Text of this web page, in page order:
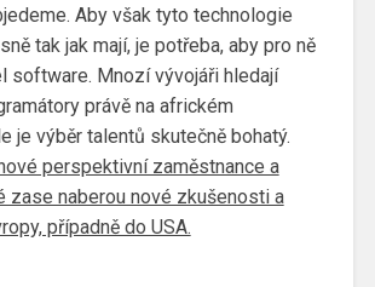
Aby však tyto technologie
tak jak mají, je potřeba, aby pro ně
software. Mnozí vývojáři hledají
právě na africkém
je výběr talentů skutečně bohatý.
perspektivní zaměstnance a
zase naberou nové zkušenosti a
případně do USA.